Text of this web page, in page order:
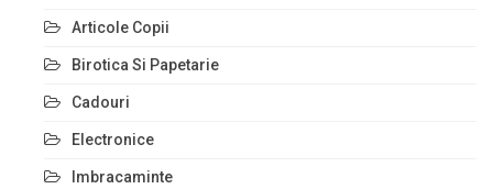
Articole Copii
Birotica Si Papetarie
Cadouri
Electronice
Imbracaminte